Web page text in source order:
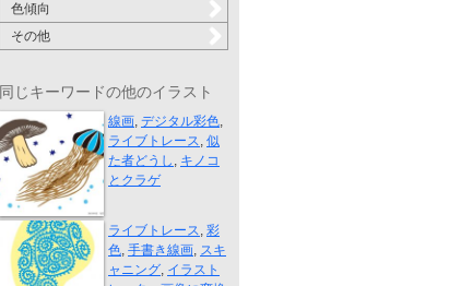
色傾向
その他
同じキーワードの他のイラスト
似た者どうし
線画, デジタル彩色,
ライブトレース, 似
た者どうし , キノコ
とクラゲ
揮発性歯車
ライブトレース, 彩
色, 手書き線画, スキ
ャニング, イラスト